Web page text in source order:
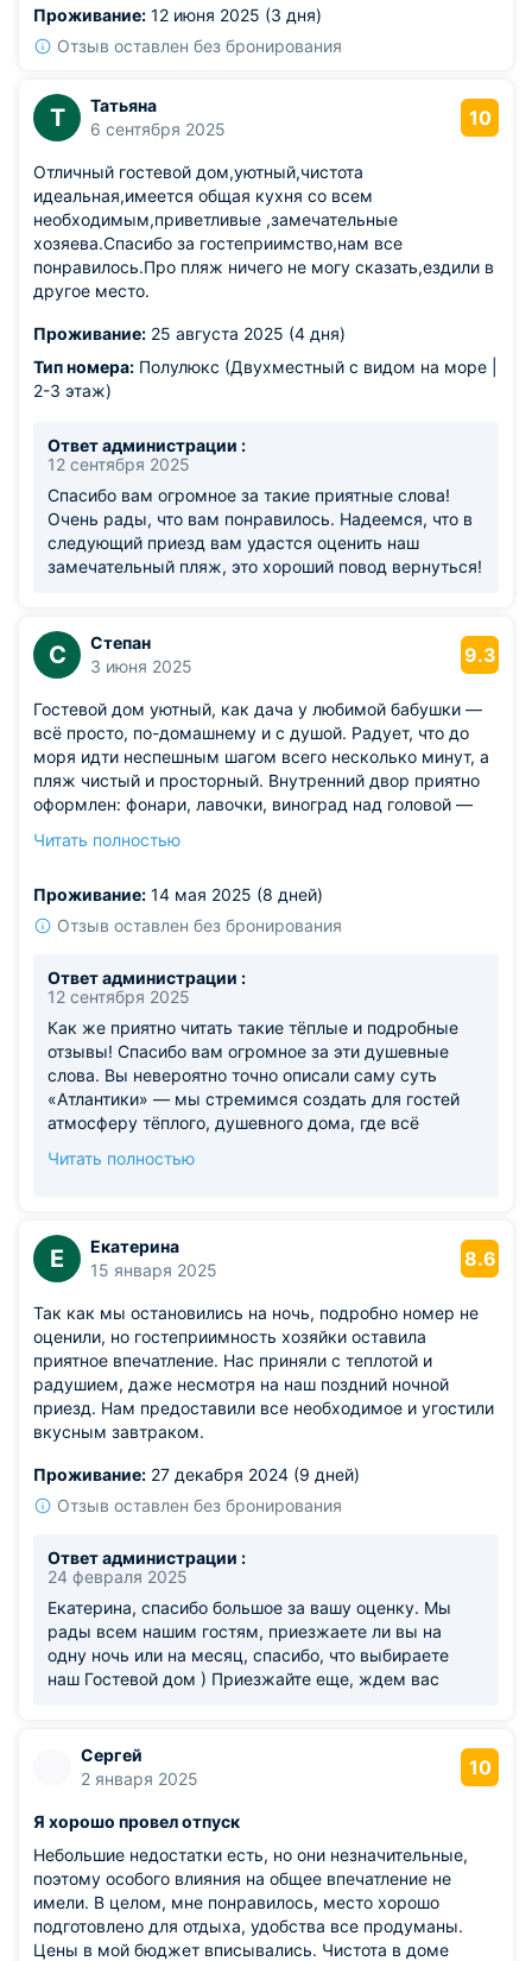
Проживание: 12 июня 2025 (3 дня)
Отзыв оставлен без бронирования
Т
Татьяна
6 сентября 2025
10
Отличный гостевой дом,уютный,чистота
идеальная,имеется общая кухня со всем
необходимым,приветливые ,замечательные
хозяева.Спасибо за гостеприимство,нам все
понравилось.Про пляж ничего не могу сказать,ездили в
другое место.
Проживание: 25 августа 2025 (4 дня)
Тип номера: Полулюкс (Двухместный с видом на море |
2-3 этаж)
Ответ администрации :
12 сентября 2025
Спасибо вам огромное за такие приятные слова!
Очень рады, что вам понравилось. Надеемся, что в
следующий приезд вам удастся оценить наш
замечательный пляж, это хороший повод вернуться!
С
Степан
3 июня 2025
9.3
Гостевой дом уютный, как дача у любимой бабушки —
всё просто, по-домашнему и с душой. Радует, что до
моря идти неспешным шагом всего несколько минут, а
пляж чистый и просторный. Внутренний двор приятно
оформлен: фонари, лавочки, виноград над головой —
песочница, наш малыш был в восторге. На общей кухне
дружелюбными. Вечером на террасе особенно приятно
— тихо и звёздно.
из окон — пришлось закрывать на ночь.
Читать полностью
Проживание: 14 мая 2025 (8 дней)
Отзыв оставлен без бронирования
Ответ администрации :
12 сентября 2025
Как же приятно читать такие тёплые и подробные
отзывы! Спасибо вам огромное за эти душевные
слова. Вы невероятно точно описали саму суть
«Атлантики» — мы стремимся создать для гостей
атмосферу тёплого, душевного дома, где всё
вам понравился двор и вечера на террасе — мы
счастливы, что ваш малыш остался доволен! Для
нас это один из главных показателей
Читать полностью
Е
Екатерина
15 января 2025
8.6
Так как мы остановились на ночь, подробно номер не
оценили, но гостеприимность хозяйки оставила
приятное впечатление. Нас приняли с теплотой и
радушием, даже несмотря на наш поздний ночной
приезд. Нам предоставили все необходимое и угостили
вкусным завтраком.
Проживание: 27 декабря 2024 (9 дней)
Отзыв оставлен без бронирования
Ответ администрации :
24 февраля 2025
Екатерина, спасибо большое за вашу оценку. Мы
рады всем нашим гостям, приезжаете ли вы на
одну ночь или на месяц, спасибо, что выбираете
наш Гостевой дом ) Приезжайте еще, ждем вас
Сергей
2 января 2025
10
Я хорошо провел отпуск
Небольшие недостатки есть, но они незначительные,
поэтому особого влияния на общее впечатление не
имели. В целом, мне понравилось, место хорошо
подготовлено для отдыха, удобства все продуманы.
Цены в мой бюджет вписывались. Чистота в доме